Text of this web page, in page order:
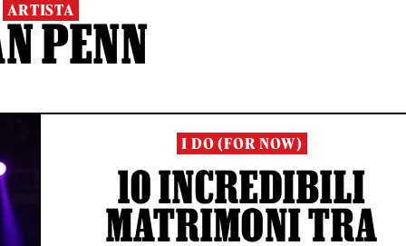
ARTISTA
PENN
I DO (FOR NOW)
10 INCREDIBILI
MATRIMONI TRA